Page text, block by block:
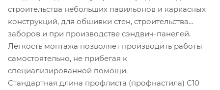
строительства небольших павильонов и каркасных
конструкций, для обшивки стен, строительства
заборов и при производстве сэндвич-панелей.
Легкость монтажа позволяет производить работы
самостоятельно, не прибегая к
специализированной помощи.
Стандартная длина профлиста (профнастила) С10